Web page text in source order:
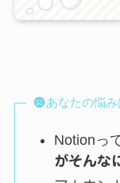
あなたの悩み
Notionっ
がそんな